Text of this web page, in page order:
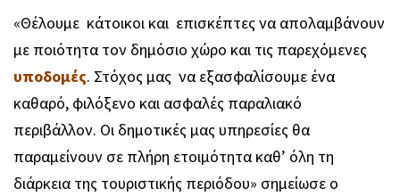
«Θέλουμε κάτοικοι και επισκέπτες να απολαμβάνουν
με ποιότητα τον δημόσιο χώρο και τις παρεχόμενες
υποδομές. Στόχος μας να εξασφαλίσουμε ένα
καθαρό, φιλόξενο και ασφαλές παραλιακό
περιβάλλον. Οι δημοτικές μας υπηρεσίες θα
παραμείνουν σε πλήρη ετοιμότητα καθ’ όλη τη
διάρκεια της τουριστικής περιόδου» σημείωσε ο